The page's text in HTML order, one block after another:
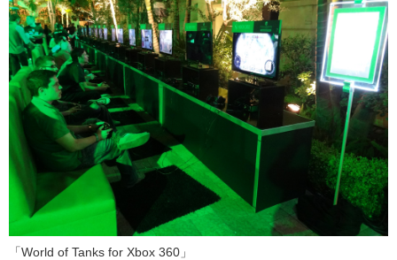
「World of Tanks for Xbox 360」